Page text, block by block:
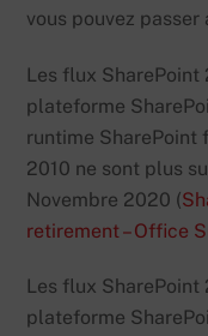
vous pouvez
Les flux
plateforme
runtime SharePoint
2010 ne sont plus
Novembre 2020 (
retirement – Office
Les flux
plateforme